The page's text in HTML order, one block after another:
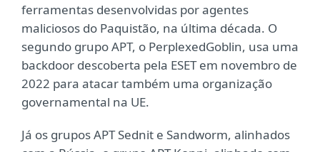
ferramentas desenvolvidas por agentes
maliciosos do Paquistão, na última década. O
segundo grupo APT, o PerplexedGoblin, usa uma
backdoor descoberta pela ESET em novembro de
2022 para atacar também uma organização
governamental na UE.
Já os grupos APT Sednit e Sandworm, alinhados